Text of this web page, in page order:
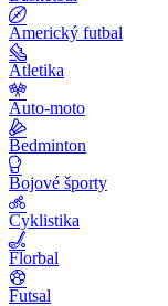
Americký futbal
Atletika
Auto-moto
Bedminton
Bojové športy
Cyklistika
Florbal
Futsal